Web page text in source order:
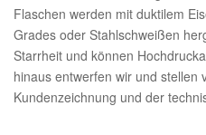
Flaschen werden mit duktilem
Grades oder Stahlschweißen
Starrheit und können
hinaus entwerfen wir und stellen
Kundenzeichnung und der